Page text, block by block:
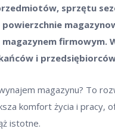
sprzętu
powierzchnie
firmowym.
i
magazynu? To
komfort życia i pracy,
istotne.